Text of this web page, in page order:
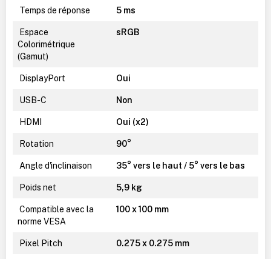
Temps de réponse 5 ms
Espace
Colorimétrique
(Gamut)
sRGB
DisplayPort Oui
USB-C Non
HDMI Oui (x2)
Rotation 90°
Angle d'inclinaison 35° vers le haut / 5° vers le bas
Poids net 5,9 kg
Compatible avec la
norme VESA
100 x 100 mm
Pixel Pitch 0.275 x 0.275 mm